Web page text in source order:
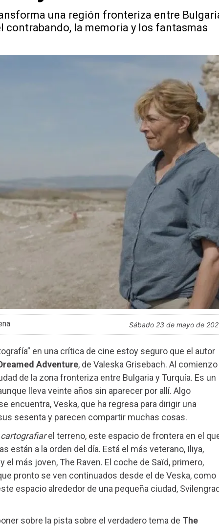
una región fronteriza entre
la memoria y los fantasmas
sábado 23 de mayo de
en una crítica de cine estoy seguro que el autor
Adventure, de Valeska Grisebach. Al comienzo
de la zona fronteriza entre Bulgaria y Turquía. Es un
lleva veinte años sin aparecer por allí. Algo
encuentra, Veska, que ha regresa para dirigir una
sesenta y parecen compartir muchas cosas.
cartografiarel terreno, este espacio de frontera en el
están a la orden del día. Está el más veterano, Iliya,
el más joven, The Raven. El coche de Saïd, primero,
pronto se ven continuados desde el de Veska, como
espacio alrededor de una pequeña ciudad,
sobre la pista sobre el verdadero tema de The